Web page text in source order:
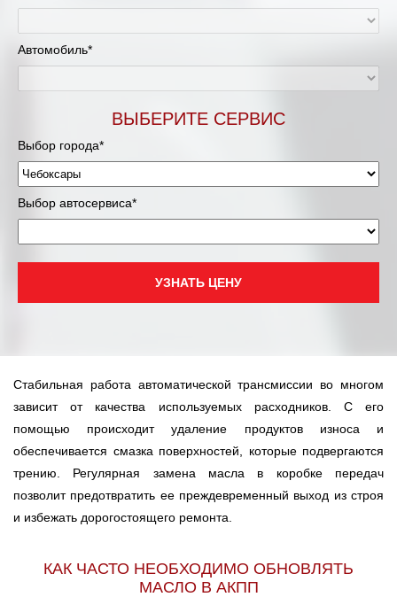
Автомобиль*
ВЫБЕРИТЕ СЕРВИС
Выбор города*
Выбор автосервиса*
УЗНАТЬ ЦЕНУ
Стабильная работа автоматической трансмиссии во многом
зависит от качества используемых расходников. С его
помощью происходит удаление продуктов износа и
обеспечивается смазка поверхностей, которые подвергаются
трению. Регулярная замена масла в коробке передач
позволит предотвратить ее преждевременный выход из строя
и избежать дорогостоящего ремонта.
КАК ЧАСТО НЕОБХОДИМО ОБНОВЛЯТЬ
МАСЛО В АКПП